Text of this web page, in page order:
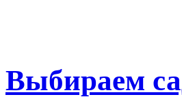
Выбираем